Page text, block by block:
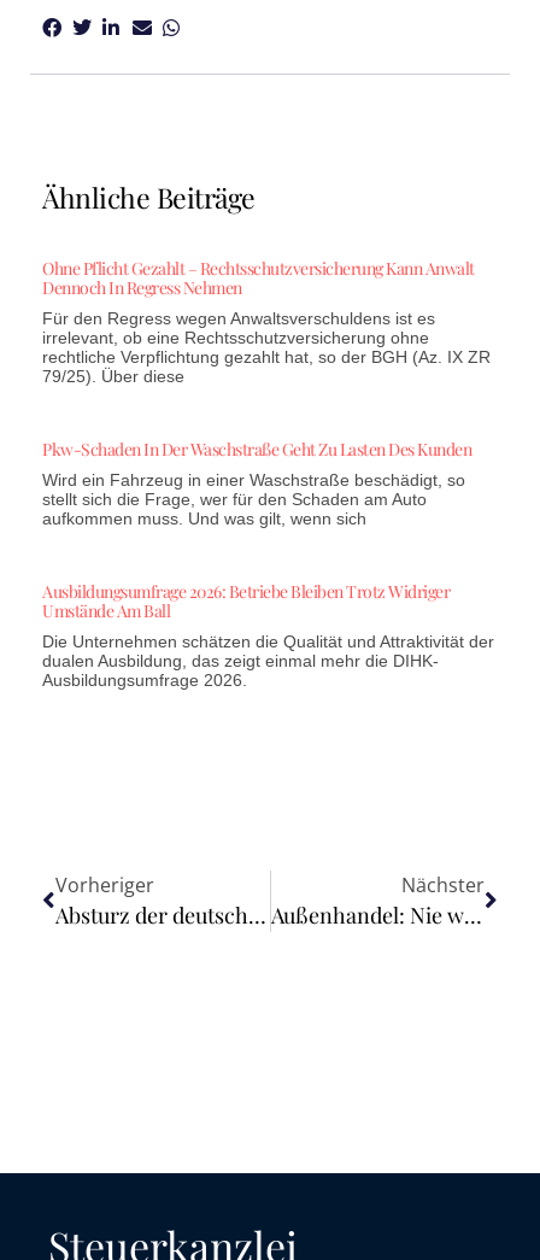
Ähnliche Beiträge
Ohne Pflicht Gezahlt – Rechtsschutzversicherung Kann Anwalt
Dennoch In Regress Nehmen
Für den Regress wegen Anwaltsverschuldens ist es
irrelevant, ob eine Rechtsschutzversicherung ohne
rechtliche Verpflichtung gezahlt hat, so der BGH (Az. IX ZR
79/25). Über diese
Pkw-Schaden In Der Waschstraße Geht Zu Lasten Des Kunden
Wird ein Fahrzeug in einer Waschstraße beschädigt, so
stellt sich die Frage, wer für den Schaden am Auto
aufkommen muss. Und was gilt, wenn sich
Ausbildungsumfrage 2026: Betriebe Bleiben Trotz Widriger
Umstände Am Ball
Die Unternehmen schätzen die Qualität und Attraktivität der
dualen Ausbildung, das zeigt einmal mehr die DIHK-
Ausbildungsumfrage 2026.
Vorheriger
Absturz der deutschen Wirtschaft abgewendet
Nächster
Außenhandel: Nie war die Abhängigkeit von China so groß
Steuerkanzlei